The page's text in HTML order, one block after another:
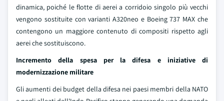
dinamica, poiché le flotte di aerei a corridoio singolo più vecchi
vengono sostituite con varianti A320neo e Boeing 737 MAX che
contengono un maggiore contenuto di compositi rispetto agli
aerei che sostituiscono.
Incremento della spesa per la difesa e iniziative di
modernizzazione militare
Gli aumenti dei budget della difesa nei paesi membri della NATO